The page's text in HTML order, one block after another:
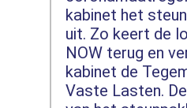
kabinet het
uit. Zo keert de
NOW terug en
kabinet de
Vaste Lasten.